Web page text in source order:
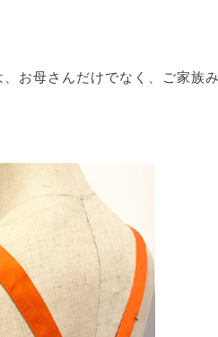
お母さんだけでなく、ご家族